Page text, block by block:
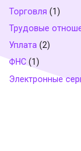
Торговля (1)
Трудовые
Уплата (2)
ФНС (1)
Электронные